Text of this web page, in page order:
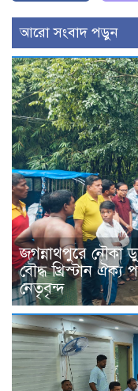
আরো সংবাদ পড়ুন
জগন্নাথপুরে নৌকা
বৌদ্ধ খ্রিস্টান
নেতৃবৃন্দ